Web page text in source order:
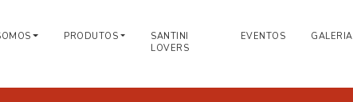
PRODUTOS
SANTINI
LOVERS
EVENTOS GALERIA